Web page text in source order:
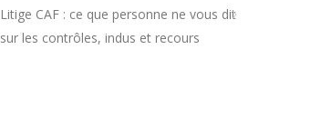
Litige CAF : ce que personne ne vous dit
sur les contrôles, indus et recours